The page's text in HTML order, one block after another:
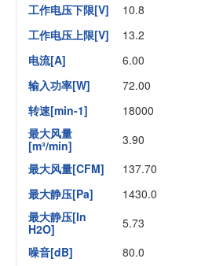
工作电压下限[V]
10.8
工作电压上限[V]
13.2
电流[A]
6.00
输入功率[W]
72.00
转速[min-1]
18000
最大风量
[m³/min]
3.90
最大风量[CFM]
137.70
最大静压[Pa]
1430.0
最大静压[In
H2O]
5.73
噪音[dB]
80.0